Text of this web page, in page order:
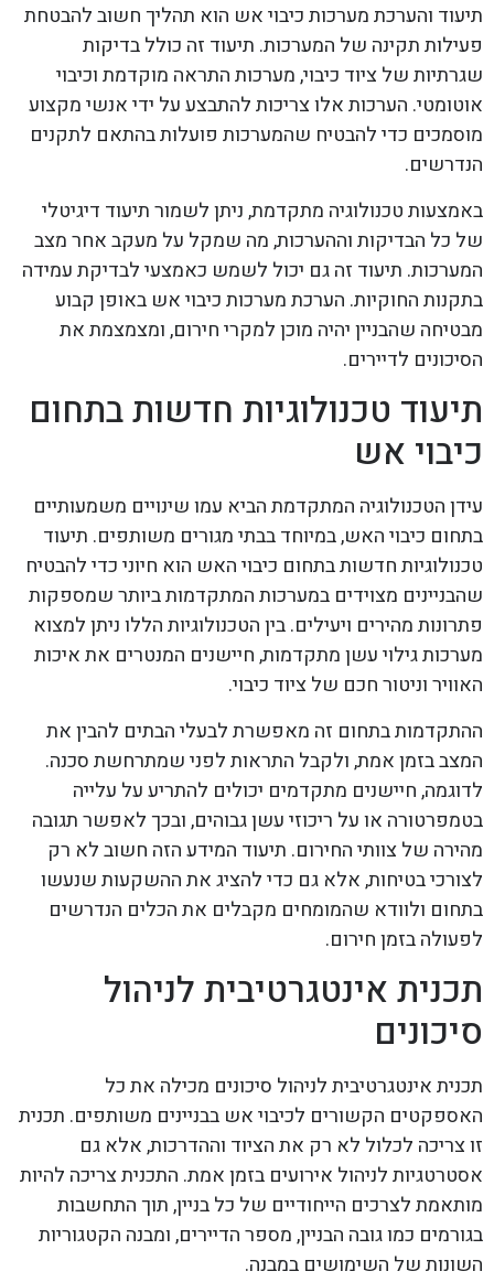
תיעוד והערכת מערכות כיבוי אש הוא תהליך חשוב להבטחת
פעילות תקינה של המערכות. תיעוד זה כולל בדיקות
שגרתיות של ציוד כיבוי, מערכות התראה מוקדמת וכיבוי
אוטומטי. הערכות אלו צריכות להתבצע על ידי אנשי מקצוע
מוסמכים כדי להבטיח שהמערכות פועלות בהתאם לתקנים
הנדרשים.
באמצעות טכנולוגיה מתקדמת, ניתן לשמור תיעוד דיגיטלי
של כל הבדיקות וההערכות, מה שמקל על מעקב אחר מצב
המערכות. תיעוד זה גם יכול לשמש כאמצעי לבדיקת עמידה
בתקנות החוקיות. הערכת מערכות כיבוי אש באופן קבוע
מבטיחה שהבניין יהיה מוכן למקרי חירום, ומצמצמת את
הסיכונים לדיירים.
תיעוד טכנולוגיות חדשות בתחום
כיבוי אש
עידן הטכנולוגיה המתקדמת הביא עמו שינויים משמעותיים
בתחום כיבוי האש, במיוחד בבתי מגורים משותפים. תיעוד
טכנולוגיות חדשות בתחום כיבוי האש הוא חיוני כדי להבטיח
שהבניינים מצוידים במערכות המתקדמות ביותר שמספקות
פתרונות מהירים ויעילים. בין הטכנולוגיות הללו ניתן למצוא
מערכות גילוי עשן מתקדמות, חיישנים המנטרים את איכות
האוויר וניטור חכם של ציוד כיבוי.
ההתקדמות בתחום זה מאפשרת לבעלי הבתים להבין את
המצב בזמן אמת, ולקבל התראות לפני שמתרחשת סכנה.
לדוגמה, חיישנים מתקדמים יכולים להתריע על עלייה
בטמפרטורה או על ריכוזי עשן גבוהים, ובכך לאפשר תגובה
מהירה של צוותי החירום. תיעוד המידע הזה חשוב לא רק
לצורכי בטיחות, אלא גם כדי להציג את ההשקעות שנעשו
בתחום ולוודא שהמומחים מקבלים את הכלים הנדרשים
לפעולה בזמן חירום.
תכנית אינטגרטיבית לניהול
סיכונים
תכנית אינטגרטיבית לניהול סיכונים מכילה את כל
האספקטים הקשורים לכיבוי אש בבניינים משותפים. תכנית
זו צריכה לכלול לא רק את הציוד וההדרכות, אלא גם
אסטרטגיות לניהול אירועים בזמן אמת. התכנית צריכה להיות
מותאמת לצרכים הייחודיים של כל בניין, תוך התחשבות
בגורמים כמו גובה הבניין, מספר הדיירים, ומבנה הקטגוריות
השונות של השימושים במבנה.